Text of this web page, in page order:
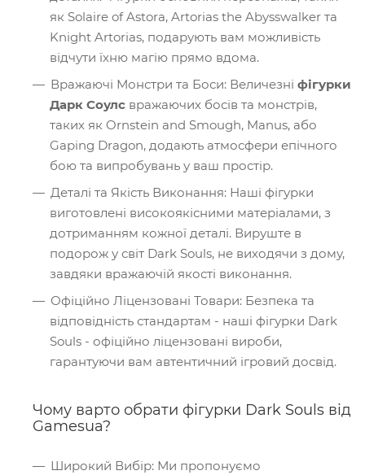
як Solaire of Astora, Artorias the Abysswalker та
Knight Artorias, подарують вам можливість
відчути їхню магію прямо вдома.
Вражаючі Монстри та Боси: Величезні фігурки
Дарк Соулс вражаючих босів та монстрів,
таких як Ornstein and Smough, Manus, або
Gaping Dragon, додають атмосфери епічного
бою та випробувань у ваш простір.
Деталі та Якість Виконання: Наші фігурки
виготовлені високоякісними матеріалами, з
дотриманням кожної деталі. Вируште в
подорож у світ Dark Souls, не виходячи з дому,
завдяки вражаючій якості виконання.
Офіційно Ліцензовані Товари: Безпека та
відповідність стандартам - наші фігурки Dark
Souls - офіційно ліцензовані вироби,
гарантуючи вам автентичний ігровий досвід.
Чому варто обрати фігурки Dark Souls від
Gamesua?
Широкий Вибір: Ми пропонуємо